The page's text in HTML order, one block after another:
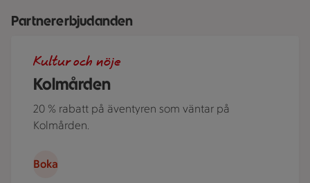
Partnererbjudanden
Kolmården
Kultur och nöje
20 % rabatt på äventyren som väntar på
Kolmården.
Boka